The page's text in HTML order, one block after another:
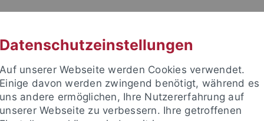
Datenschutzeinstellungen
Auf unserer Webseite werden Cookies verwendet.
Einige davon werden zwingend benötigt, während es
uns andere ermöglichen, Ihre Nutzererfahrung auf
unserer Webseite zu verbessern. Ihre getroffenen